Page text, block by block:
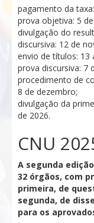
pagamento da
prova objetiva: 5
divulgação do
discursiva: 12 de
envio de títulos: 13
prova discursiva: 7
procedimento de
8 de dezembro;
divulgação da
de 2026.
CNU
A segunda
32 órgãos, com
primeira, de
segunda, de
para os